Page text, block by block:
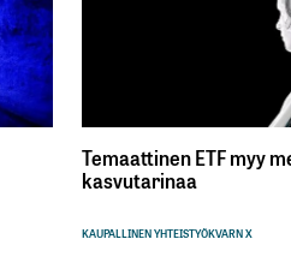
Temaattinen ETF myy
kasvutarinaa
KAUPALLINEN YHTEISTYÖKVARN X